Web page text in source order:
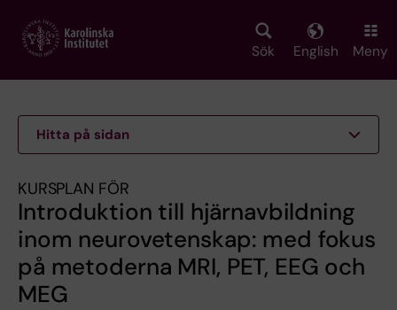
main
Sök English Meny
Hitta på sidan
KURSPLAN FÖR
Introduktion till hjärnavbildning
inom neurovetenskap: med fokus
på metoderna MRI, PET, EEG och
MEG